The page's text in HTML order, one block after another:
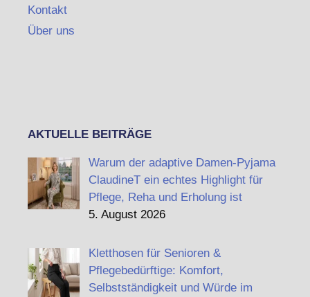
Kontakt
Über uns
AKTUELLE BEITRÄGE
Warum der adaptive Damen-Pyjama
ClaudineT ein echtes Highlight für
Pflege, Reha und Erholung ist
5. August 2026
Kletthosen für Senioren &
Pflegebedürftige: Komfort,
Selbstständigkeit und Würde im